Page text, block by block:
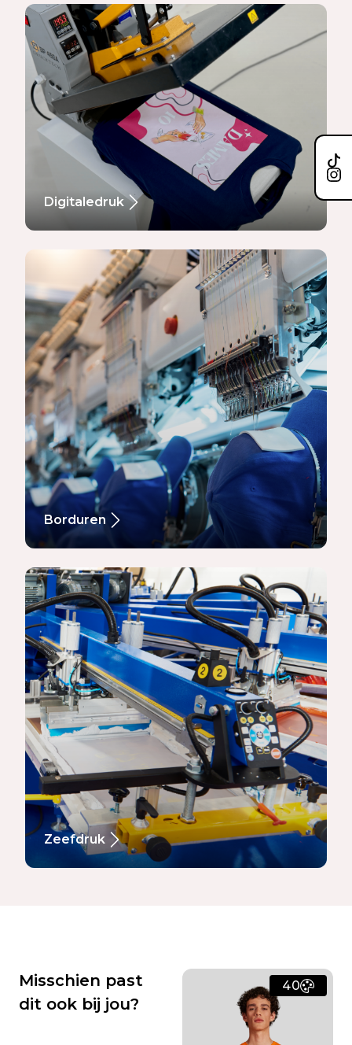
Digitaledruk
Borduren
Zeefdruk
Misschien past
dit ook bij jou?
40